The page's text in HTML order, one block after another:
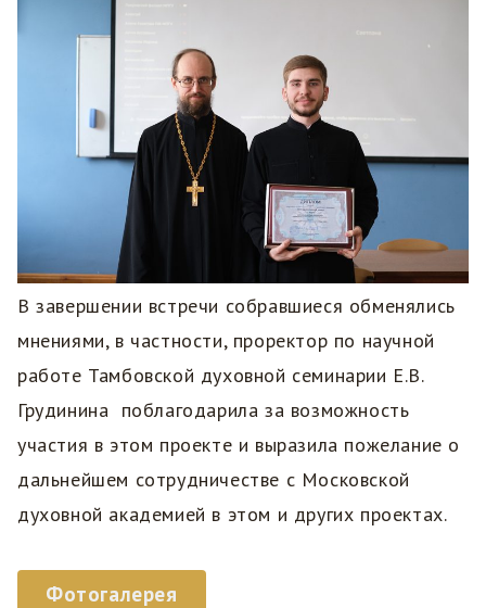
В завершении встречи собравшиеся обменялись
мнениями, в частности, проректор по научной
работе Тамбовской духовной семинарии Е.В.
Грудинина поблагодарила за возможность
участия в этом проекте и выразила пожелание о
дальнейшем сотрудничестве с Московской
духовной академией в этом и других проектах.
Фотогалерея